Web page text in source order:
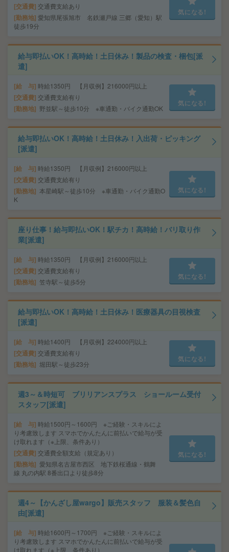
交通費 交通費支給あり
勤務地 愛知県尾張旭市 名鉄瀬戸線 三郷（愛知）駅
徒歩19分
気になる!
給与即払いOK！高時給！土日休み！製品の検査・梱包[派
遣]
給 与 時給1350円 【月収例】216000円以上
交通費 交通費支給有り
勤務地 野並駅～徒歩10分 ※車通勤・バイク通勤OK
気になる!
給与即払いOK！高時給！土日休み！入出荷・ピッキング
[派遣]
給 与 時給1350円 【月収例】216000円以上
交通費 交通費支給有り
勤務地 本星崎駅～徒歩10分 ※車通勤・バイク通勤O
K
気になる!
座り仕事！給与即払いOK！駅チカ！高時給！バリ取り作
業[派遣]
給 与 時給1350円 【月収例】216000円以上
交通費 交通費支給有り
勤務地 笠寺駅～徒歩5分
気になる!
給与即払いOK！高時給！土日休み！医療器具の目視検査
[派遣]
給 与 時給1400円 【月収例】224000円以上
交通費 交通費支給有り
勤務地 堀田駅～徒歩23分
気になる!
週3～＆時短可 ブリリアンスプラス ショールーム受付
スタッフ[派遣]
給 与 時給1500円～1600円 ※ご経験・スキルによ
り考慮致します スマホでかんたんに前払いで給与が受
け取れます（※上限、条件あり）
交通費 交通費全額支給（規定あり）
勤務地 愛知県名古屋市西区 地下鉄桜通線・鶴舞
線 丸の内駅 8番出口より徒歩8分
気になる!
週4～【かんざし屋wargo】販売スタッフ 服装＆髪色自
由[派遣]
給 与 時給1600円～1700円 ※ご経験・スキルによ
り考慮致します スマホでかんたんに前払いで給与が受
け取れます（※上限、条件あり）